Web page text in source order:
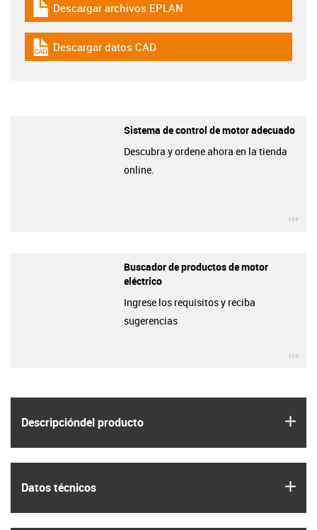
Descripción­del producto
Datos técnicos
igus-icon-download-plan
Descargar archivos EPLAN
igus-icon-cad-dateien
Descargar datos CAD
Sistema de control de motor adecuado
Descubra y ordene ahora en la tienda
online.
Buscador de productos de motor
eléctrico
Ingrese los requisitos y reciba
sugerencias